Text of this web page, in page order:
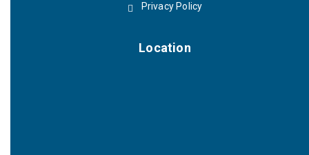
Privacy Policy
Location